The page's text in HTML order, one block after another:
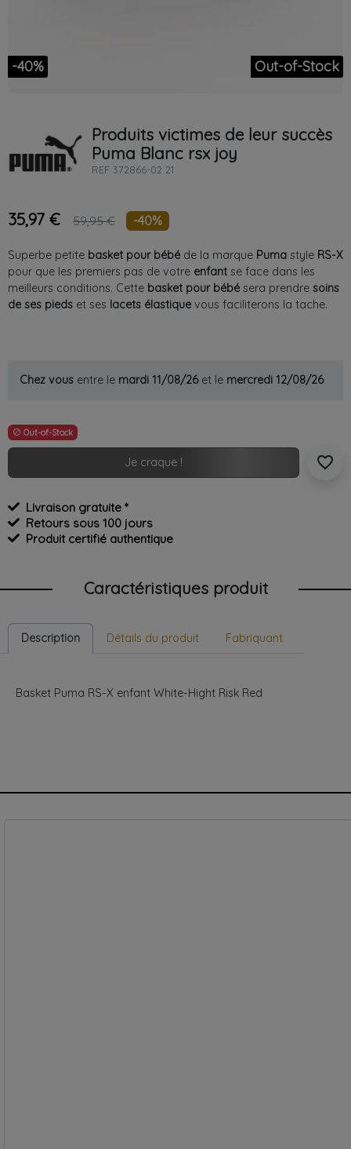
-40% Out-of-Stock
Produits victimes de leur succès
Puma Blanc rsx joy
REF 372866-02 21
35,97 € 59,95 € -40%
Superbe petite basket pour bébé de la marque Puma style RS-X
pour que les premiers pas de votre enfant se face dans les
meilleurs conditions. Cette basket pour bébé sera prendre soins
de ses pieds et ses lacets élastique vous faciliterons la tache.
Chez vous entre le mardi 11/08/26et le mercredi 12/08/26
 Out-of-Stock
Je craque ! favorite_border
Livraison gratuite *
Retours sous 100 jours
Produit certifié authentique
Caractéristiques produit
Description Détails du produit Fabriquant
Basket Puma RS-X enfant White-Hight Risk Red